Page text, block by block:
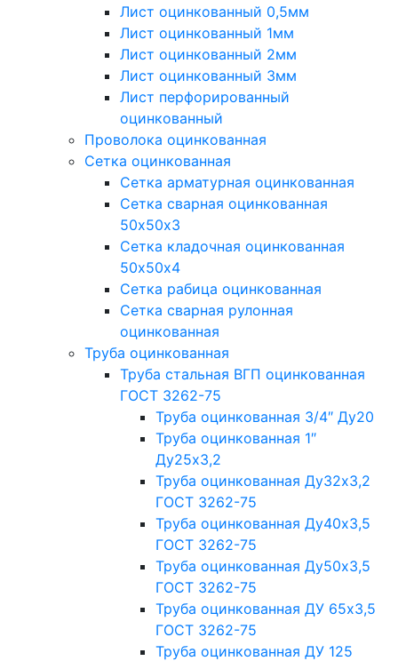
Лист оцинкованный 0,5мм
Лист оцинкованный 1мм
Лист оцинкованный 2мм
Лист оцинкованный 3мм
Лист перфорированный
оцинкованный
Проволока оцинкованная
Сетка оцинкованная
Сетка арматурная оцинкованная
Сетка сварная оцинкованная
50х50х3
Сетка кладочная оцинкованная
50х50х4
Сетка рабица оцинкованная
Сетка сварная рулонная
оцинкованная
Труба оцинкованная
Труба стальная ВГП оцинкованная
ГОСТ 3262-75
Труба оцинкованная 3/4″ Ду20
Труба оцинкованная 1″
Ду25х3,2
Труба оцинкованная Ду32х3,2
ГОСТ 3262-75
Труба оцинкованная Ду40х3,5
ГОСТ 3262-75
Труба оцинкованная Ду50х3,5
ГОСТ 3262-75
Труба оцинкованная ДУ 65х3,5
ГОСТ 3262-75
Труба оцинкованная ДУ 125